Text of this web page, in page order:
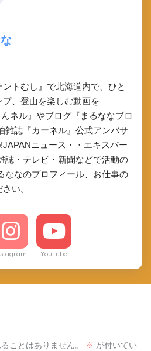
トむし』で北海道内で、ひと
、登山を楽しむ動画を
ネル』やブログ『まるななブロ
雑誌『カーネル』公式アンバサ
ニュース・・エキスパー
誌・テレビ・新聞などで活動の
ななのプロフィール、お仕事の
い。
YouTube
ことはありません。 ※ が付いてい